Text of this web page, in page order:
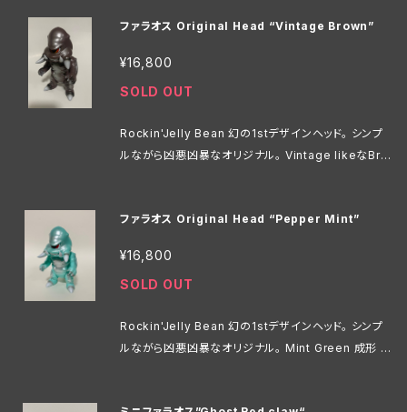
ファラオス Original Head “Vintage Brown”
¥16,800
SOLD OUT
Rockin'Jelly Bean 幻の1stデザインヘッド。 シンプ
ルながら凶悪凶暴なオリジナル。 Vintage likeなBro
ファラオス Original Head “Pepper Mint”
¥16,800
SOLD OUT
Rockin'Jelly Bean 幻の1stデザインヘッド。 シンプ
ルながら凶悪凶暴なオリジナル。 Mint Green 成形 H